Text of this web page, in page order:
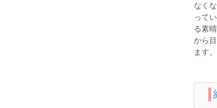
なく
って
る素
から
ます。